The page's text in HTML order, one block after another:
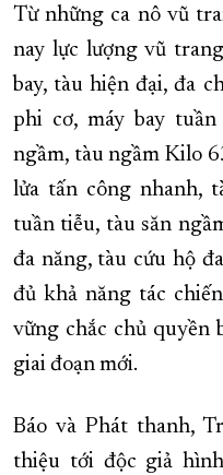
XÂY DỰNG NÔNG THÔN MỚI
TÀU - XE - MÁY BAY
KỶ NIỆM 370 NĂM XÂY
KHOẢNH KHẮC ĐẸP XỨ
XÂY DỰNG KHÁNH HÒA
ĐẠI HỘI ĐẢNG CÁC CẤP
Từ những ca nô vũ
nay lực lượng vũ
bay, tàu hiện đại, đa
phi cơ, máy bay
ngầm, tàu ngầm Kilo
lửa tấn công nhanh,
tuần tiễu, tàu săn
đa năng, tàu cứu hộ
đủ khả năng tác
vững chắc chủ quyền
giai đoạn mới.
Báo và Phát thanh,
thiệu tới độc giả